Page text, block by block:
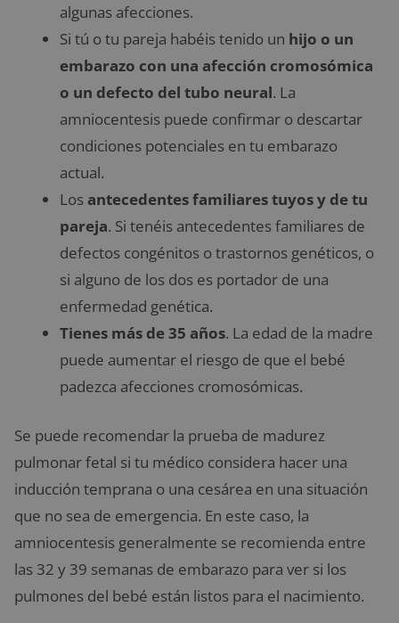
algunas afecciones.
Si tú o tu pareja habéis tenido un hijo o un
embarazo con una afección cromosómica
o un defecto del tubo neural. La
amniocentesis puede confirmar o descartar
condiciones potenciales en tu embarazo
actual.
Los antecedentes familiares tuyos y de tu
pareja. Si tenéis antecedentes familiares de
defectos congénitos o trastornos genéticos, o
si alguno de los dos es portador de una
enfermedad genética.
Tienes más de 35 años. La edad de la madre
puede aumentar el riesgo de que el bebé
padezca afecciones cromosómicas.
Se puede recomendar la prueba de madurez
pulmonar fetal si tu médico considera hacer una
inducción temprana o una cesárea en una situación
que no sea de emergencia. En este caso, la
amniocentesis generalmente se recomienda entre
las 32 y 39 semanas de embarazo para ver si los
pulmones del bebé están listos para el nacimiento.